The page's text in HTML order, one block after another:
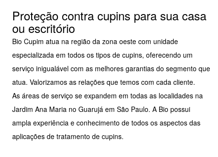
Proteção contra cupins para sua casa
ou escritório
Bio Cupim atua na região da zona oeste com unidade
especializada em todos os tipos de cupins, oferecendo um
serviço inigualável com as melhores garantias do segmento que
atua. Valorizamos as relações que temos com cada cliente.
As áreas de serviço se expandem em todas as localidades na
Jardim Ana Maria no Guarujá em São Paulo. A Bio possui
ampla experiência e conhecimento de todos os aspectos das
aplicações de tratamento de cupins.